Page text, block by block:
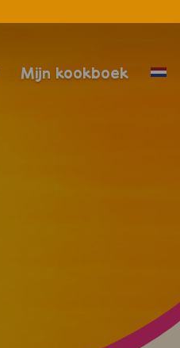
Mijn kookboek